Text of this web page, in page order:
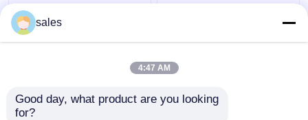
Levantamento com
macaco máximo de
tensão do cilindro
Maca M36x4 do
Rod de S80mec
sales
4:47 AM
Good day, what product are you looking
for?